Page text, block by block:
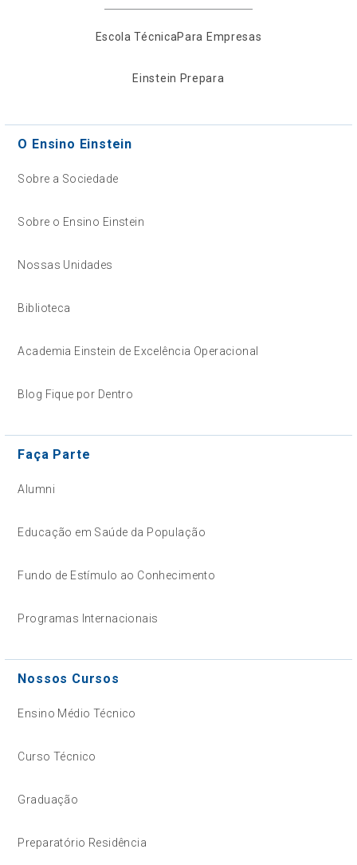
Escola TécnicaPara Empresas
Einstein Prepara
O Ensino Einstein
Sobre a Sociedade
Sobre o Ensino Einstein
Nossas Unidades
Biblioteca
Academia Einstein de Excelência Operacional
Blog Fique por Dentro
Faça Parte
Alumni
Educação em Saúde da População
Fundo de Estímulo ao Conhecimento
Programas Internacionais
Nossos Cursos
Ensino Médio Técnico
Curso Técnico
Graduação
Preparatório Residência